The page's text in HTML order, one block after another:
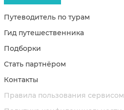
Путеводитель по турам
Гид путешественника
Подборки
Стать партнёром
Контакты
Правила пользования сервисом